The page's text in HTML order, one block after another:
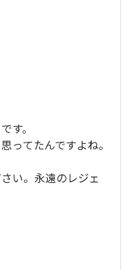
す。
ってたんですよね。
い。永遠のレジェ